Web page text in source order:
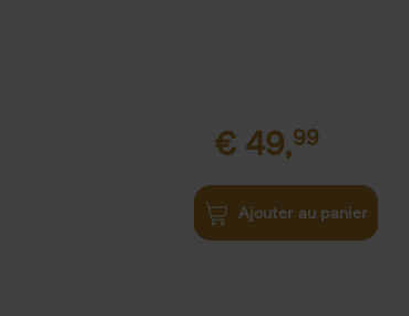
€ 49,99
Ajouter au panier